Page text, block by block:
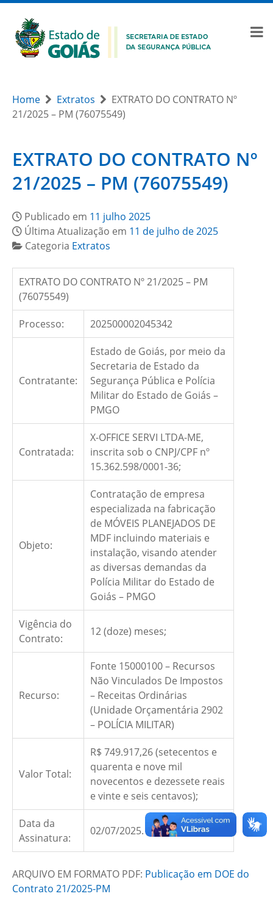
Home Extratos
EXTRATO DO CONTRATO Nº
21/2025 – PM (76075549)
EXTRATO DO CONTRATO Nº
21/2025 – PM (76075549)
Publicado em 11 julho 2025
Última Atualização em 11 de julho de 2025
Categoria Extratos
EXTRATO DO CONTRATO Nº 21/2025 – PM
(76075549)
Processo: 202500002045342
Contratante:
Estado de Goiás, por meio da
Secretaria de Estado da
Segurança Pública e Polícia
Militar do Estado de Goiás –
PMGO
Contratada:
X-OFFICE SERVI LTDA-ME,
inscrita sob o CNPJ/CPF nº
15.362.598/0001-36;
Objeto:
Contratação de empresa
especializada na fabricação
de MÓVEIS PLANEJADOS DE
MDF incluindo materiais e
instalação, visando atender
as diversas demandas da
Polícia Militar do Estado de
Goiás – PMGO
Vigência do
Contrato:
12 (doze) meses;
Recurso:
Fonte 15000100 – Recursos
Não Vinculados De Impostos
– Receitas Ordinárias
(Unidade Orçamentária 2902
– POLÍCIA MILITAR)
Valor Total:
R$ 749.917,26 (setecentos e
quarenta e nove mil
novecentos e dezessete reais
e vinte e seis centavos);
Data da
Assinatura:
02/07/2025.
ARQUIVO EM FORMATO PDF: Publicação em DOE do
Contrato 21/2025-PM